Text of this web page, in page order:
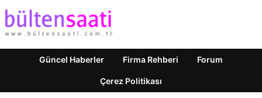
Güncel Haberler Firma Rehberi Forum
Çerez Politikası